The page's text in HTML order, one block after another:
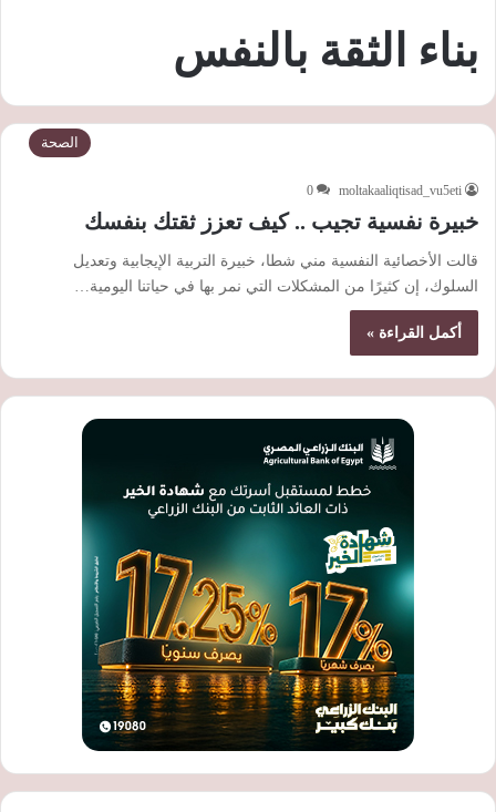
بناء الثقة بالنفس
الصحة
moltakaaliqtisad_vu5eti
0
خبيرة نفسية تجيب .. كيف تعزز ثقتك بنفسك
قالت الأخصائية النفسية مني شطا، خبيرة التربية الإيجابية وتعديل
السلوك، إن كثيرًا من المشكلات التي نمر بها في حياتنا اليومية…
أكمل القراءة »